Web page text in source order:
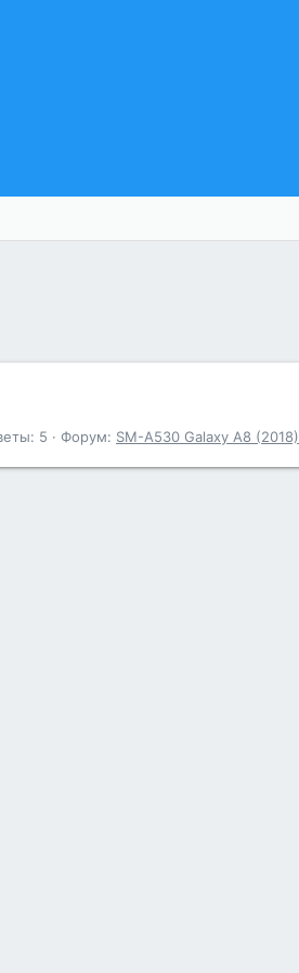
5 Форум: SM-A530 Galaxy A8 (2018)